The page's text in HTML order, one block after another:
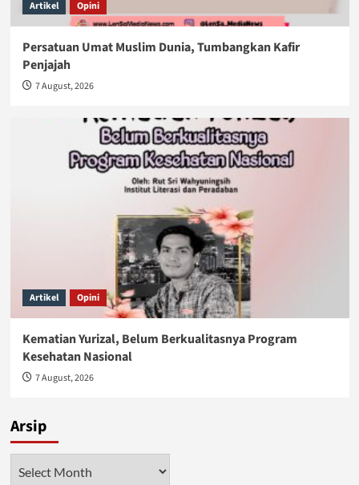
Artikel Opini
Persatuan Umat Muslim Dunia, Tumbangkan Kafir
Penjajah
7 August, 2026
Artikel Opini
Kematian Yurizal, Belum Berkualitasnya Program
Kesehatan Nasional
7 August, 2026
Arsip